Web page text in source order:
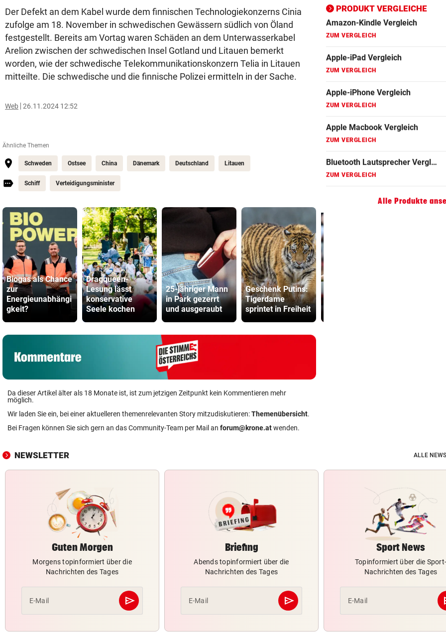
Der Defekt an dem Kabel wurde dem finnischen Technologiekonzerns Cinia
zufolge am 18. November in schwedischen Gewässern südlich von Öland
festgestellt. Bereits am Vortag waren Schäden an dem Unterwasserkabel
Arelion zwischen der schwedischen Insel Gotland und Litauen bemerkt
worden, wie der schwedische Telekommunikationskonzern Telia in Litauen
mitteilte. Die schwedische und die finnische Polizei ermitteln in der Sache.
Web 26.11.2024 12:52
Ähnliche Themen
Schweden Ostsee China Dänemark Deutschland Litauen
Schiff Verteidigungsminister
Biogas als Chance
zur
Energieunabhängi
gkeit?
Dragqueen-
Lesung lässt
konservative
Seele kochen
25-jähriger Mann
in Park gezerrt
und ausgeraubt
Geschenk Putins:
Tigerdame
sprintet in Freiheit
Da dieser Artikel älter als 18 Monate ist, ist zum jetzigen Zeitpunkt kein Kommentieren mehr
möglich.
Wir laden Sie ein, bei einer aktuelleren themenrelevanten Story mitzudiskutieren:Themenübersicht.
Bei Fragen können Sie sich gern an das Community-Team per Mail an forum@krone.atwenden.
PRODUKT VERGLEICHE
ZUM VERGLEICH
DSL Speedtest
ZUM VERGLEICH
Fernseher Vergleich
ZUM VERGLEICH
Fritz Repeater Vergleich
ZUM VERGLEICH
Gaming Laptop Vergleich
ZUM VERGLEICH
Grafikkarten Vergleich
ZUM VERGLEICH
Alle Produkte
NEWSLETTER ALLE
Guten Morgen
Morgens topinformiert über die
Nachrichten des Tages
E-Mail send
Abschicken
Briefing
Abends topinformiert über die
Nachrichten des Tages
E-Mail send
Abschicken
Sport News
Topinformiert über die Sport-
Nachrichten des Tages
E-Mail